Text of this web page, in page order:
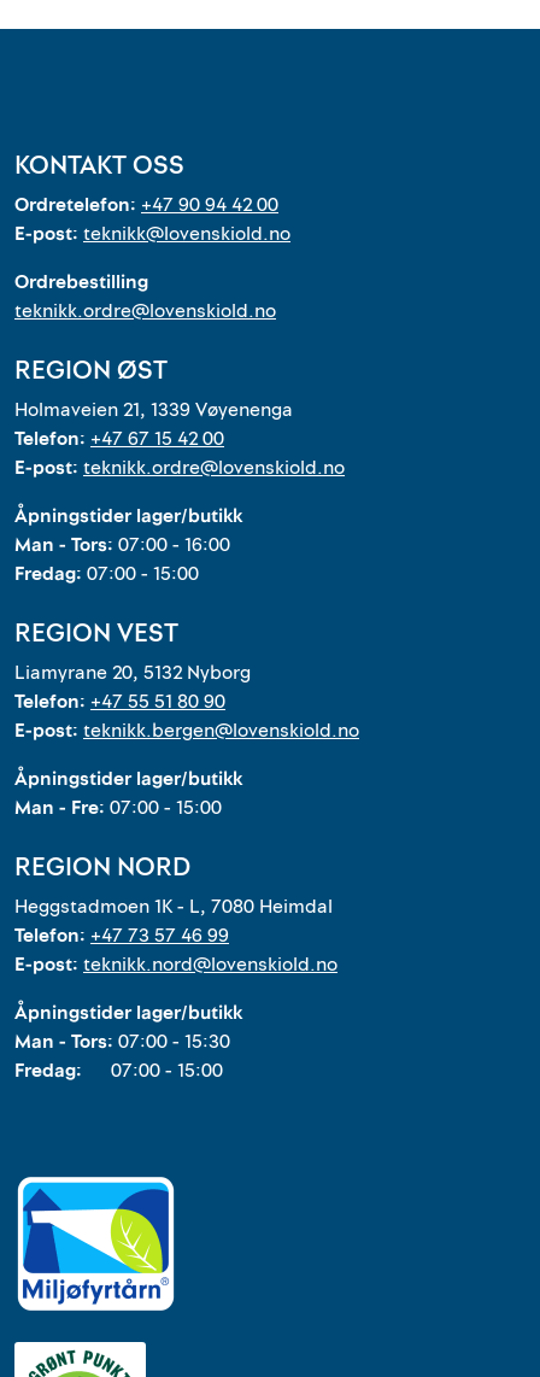
KONTAKT OSS
Ordretelefon: +47 90 94 42 00
E-post: teknikk@lovenskiold.no
Ordrebestilling
teknikk.ordre@lovenskiold.no
REGION ØST
Holmaveien 21, 1339 Vøyenenga
Telefon: +47 67 15 42 00
E-post: teknikk.ordre@lovenskiold.no
Åpningstider lager/butikk
Man - Tors: 07:00 - 16:00
Fredag: 07:00 - 15:00
REGION VEST
Liamyrane 20, 5132 Nyborg
Telefon: +47 55 51 80 90
E-post: teknikk.bergen@lovenskiold.no
Åpningstider lager/butikk
Man - Fre: 07:00 - 15:00
REGION NORD
Heggstadmoen 1K - L, 7080 Heimdal
Telefon: +47 73 57 46 99
E-post: teknikk.nord@lovenskiold.no
Åpningstider lager/butikk
Man - Tors: 07:00 - 15:30
Fredag: 07:00 - 15:00